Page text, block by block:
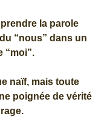
la parole
“nous” dans un
“moi”.
naïf, mais toute
poignée de vérité